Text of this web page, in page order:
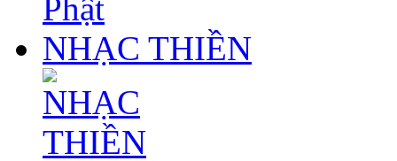
NHẠC THIỀN